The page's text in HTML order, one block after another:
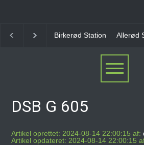
Birkerød Station Allerød
DSB G 605
Artikel oprettet: 2024-08-14 22:00:15 af:
Artikel opdateret: 2024-08-14 22:00:15